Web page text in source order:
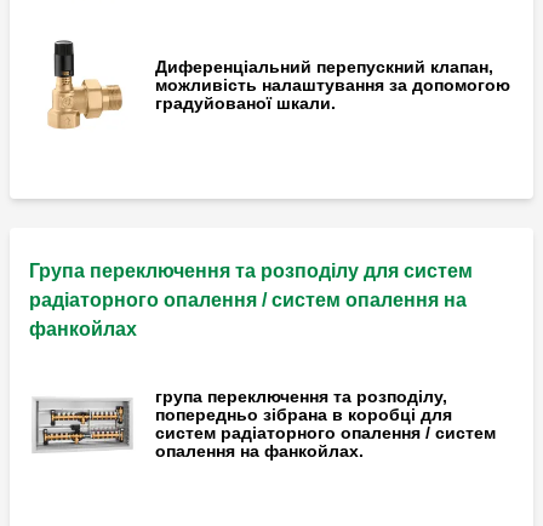
Диференціальний перепускний клапан,
можливість налаштування за допомогою
градуйованої шкали.
Група переключення та розподілу для систем
радіаторного опалення / систем опалення на
фанкойлах
група переключення та розподілу,
попередньо зібрана в коробці для
систем радіаторного опалення / систем
опалення на фанкойлах.